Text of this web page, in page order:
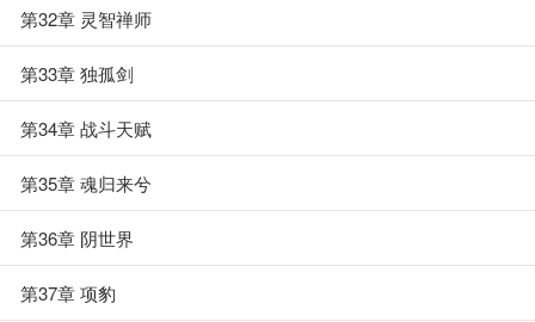
第32章 灵智禅师
第33章 独孤剑
第34章 战斗天赋
第35章 魂归来兮
第36章 阴世界
第37章 项豹